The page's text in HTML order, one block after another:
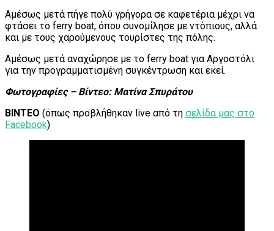
Αμέσως μετά πήγε πολύ γρήγορα σε καφετέρια μέχρι να
φτάσει το ferry boat, όπου συνομίλησε με ντόπιους, αλλά
και με τους χαρούμενους τουρίστες της πόλης.
Αμέσως μετά αναχώρησε με το ferry boat για Αργοστόλι
για την προγραμματισμένη συγκέντρωση και εκεί.
Φωτογραφίες – Βίντεο: Ματίνα Σπυράτου
ΒΙΝΤΕΟ (όπως προβλήθηκαν live από τη σελίδα μας στο
Facebook)